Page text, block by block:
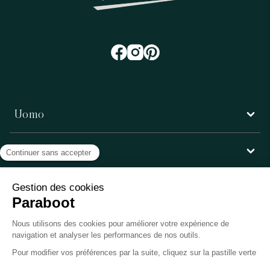
Uomo
Donna
Servizio clienti
Paraboot